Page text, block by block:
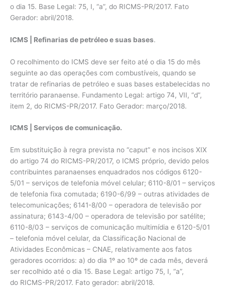
o dia 15. Base Legal: 75, I, “a”, do RICMS-PR/2017. Fato
Gerador: abril/2018.
ICMS | Refinarias de petróleo e suas bases.
O recolhimento do ICMS deve ser feito até o dia 15 do mês
seguinte ao das operações com combustíveis, quando se
tratar de refinarias de petróleo e suas bases estabelecidas no
território paranaense. Fundamento Legal: artigo 74, VII, “d”,
item 2, do RICMS-PR/2017. Fato Gerador: março/2018.
ICMS | Serviços de comunicação.
Em substituição à regra prevista no “caput” e nos incisos XIX
do artigo 74 do RICMS-PR/2017, o ICMS próprio, devido pelos
contribuintes paranaenses enquadrados nos códigos 6120-
5/01 – serviços de telefonia móvel celular; 6110-8/01 – serviços
de telefonia fixa comutada; 6190-6/99 – outras atividades de
telecomunicações; 6141-8/00 – operadora de televisão por
assinatura; 6143-4/00 – operadora de televisão por satélite;
6110-8/03 – serviços de comunicação multimídia e 6120-5/01
– telefonia móvel celular, da Classificação Nacional de
Atividades Econômicas – CNAE, relativamente aos fatos
geradores ocorridos: a) do dia 1º ao 10º de cada mês, deverá
ser recolhido até o dia 15. Base Legal: artigo 75, I, “a”,
do RICMS-PR/2017. Fato gerador: abril/2018.